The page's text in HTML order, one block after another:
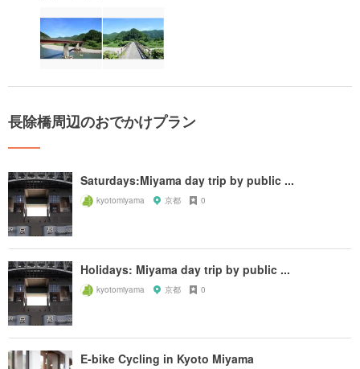
長除橋周辺のおでかけプラン
Saturdays:Miyama day trip by public ...
kyotomiyama 京都 0
Holidays: Miyama day trip by public ...
kyotomiyama 京都 0
E-bike Cycling in Kyoto Miyama